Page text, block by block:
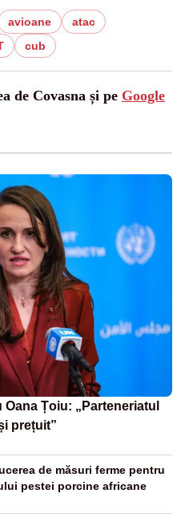
avioane
atac
cub
de Covasna și pe Google
Țoiu: „Parteneriatul
prețuit”
de măsuri ferme pentru
pestei porcine africane